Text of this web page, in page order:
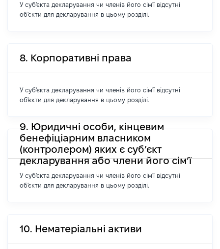
У суб'єкта декларування чи членів його сім'ї відсутні
об'єкти для декларування в цьому розділі.
8. Корпоративні права
У суб'єкта декларування чи членів його сім'ї відсутні
об'єкти для декларування в цьому розділі.
9. Юридичні особи, кінцевим
бенефіціарним власником
(контролером) яких є суб’єкт
декларування або члени його сім’ї
У суб'єкта декларування чи членів його сім'ї відсутні
об'єкти для декларування в цьому розділі.
10. Нематеріальні активи